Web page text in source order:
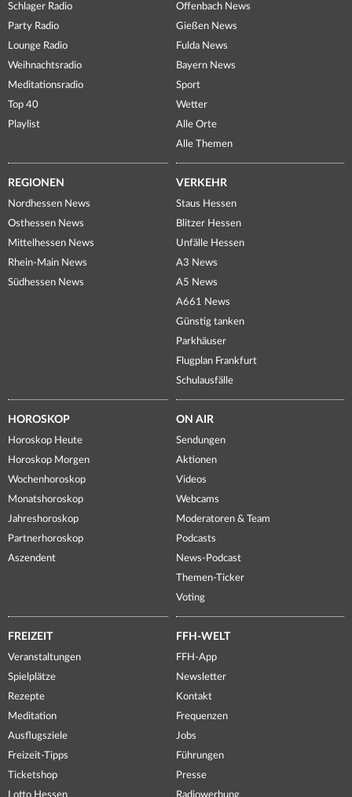
Schlager Radio
Party Radio
Lounge Radio
Weihnachtsradio
Meditationsradio
Top 40
Playlist
Offenbach News
Gießen News
Fulda News
Bayern News
Sport
Wetter
Alle Orte
Alle Themen
REGIONEN
Nordhessen News
Osthessen News
Mittelhessen News
Rhein-Main News
Südhessen News
VERKEHR
Staus Hessen
Blitzer Hessen
Unfälle Hessen
A3 News
A5 News
A661 News
Günstig tanken
Parkhäuser
Flugplan Frankfurt
Schulausfälle
HOROSKOP
Horoskop Heute
Horoskop Morgen
Wochenhoroskop
Monatshoroskop
Jahreshoroskop
Partnerhoroskop
Aszendent
ON AIR
Sendungen
Aktionen
Videos
Webcams
Moderatoren & Team
Podcasts
News-Podcast
Themen-Ticker
Voting
FREIZEIT
Veranstaltungen
Spielplätze
Rezepte
Meditation
Ausflugsziele
Freizeit-Tipps
Ticketshop
Lotto Hessen
FFH-WELT
FFH-App
Newsletter
Kontakt
Frequenzen
Jobs
Führungen
Presse
Radiowerbung